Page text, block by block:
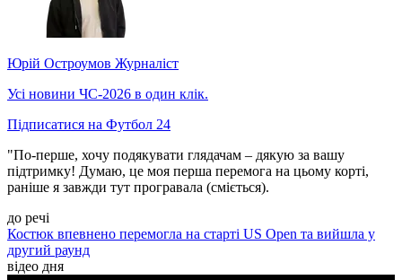
Юрій Остроумов Журналіст
Усі новини ЧС-2026 в один клік.
Підписатися на Футбол 24
"По-перше, хочу подякувати глядачам – дякую за вашу
підтримку! Думаю, це моя перша перемога на цьому корті,
раніше я завжди тут програвала (сміється).
до речі
Костюк впевнено перемогла на старті US Open та вийшла у
другий раунд
відео дня